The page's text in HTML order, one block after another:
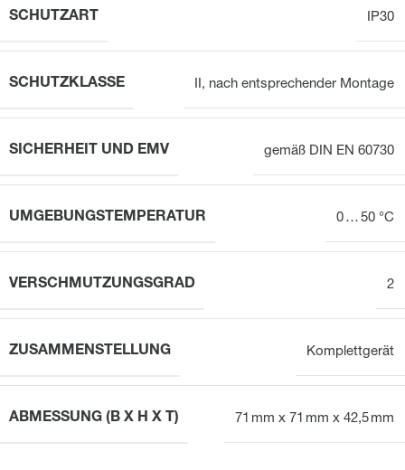
SCHUTZART IP30
SCHUTZKLASSE II, nach entsprechender Montage
SICHERHEIT UND EMV gemäß DIN EN 60730
UMGEBUNGSTEMPERATUR 0 … 50 °C
VERSCHMUTZUNGSGRAD 2
ZUSAMMENSTELLUNG Komplettgerät
ABMESSUNG (B X H X T) 71 mm x 71 mm x 42,5 mm